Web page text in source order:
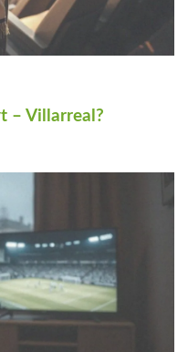
– Villarreal?